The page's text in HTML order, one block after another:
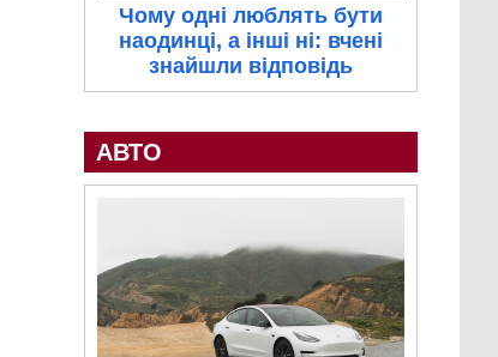
Чому одні люблять бути
наодинці, а інші ні: вчені
знайшли відповідь
АВТО